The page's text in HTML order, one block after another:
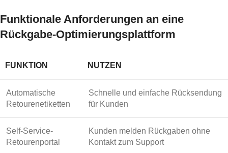
Funktionale Anforderungen an eine
Rückgabe-Optimierungsplattform
FUNKTION NUTZEN
Automatische
Retourenetiketten
Schnelle und einfache Rücksendung
für Kunden
Self-Service-
Retourenportal
Kunden melden Rückgaben ohne
Kontakt zum Support